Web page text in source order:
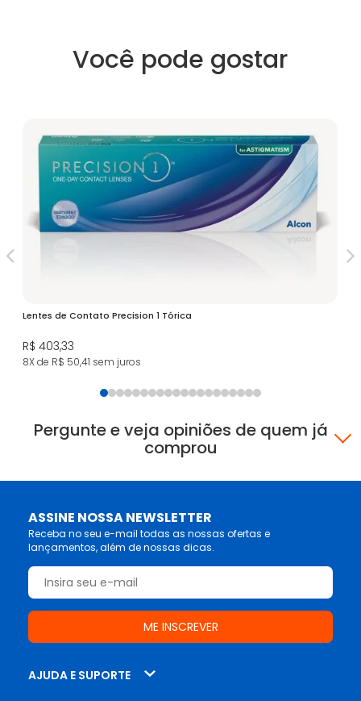
Você pode gostar
Lentes de Contato Precision 1 Tórica
R$ 403,33
8X de R$ 50,41 sem juros
Pergunte e veja opiniões de quem já
comprou
ASSINE NOSSA NEWSLETTER
Receba no seu e-mail todas as nossas ofertas e
lançamentos, além de nossas dicas.
AJUDA E SUPORTE